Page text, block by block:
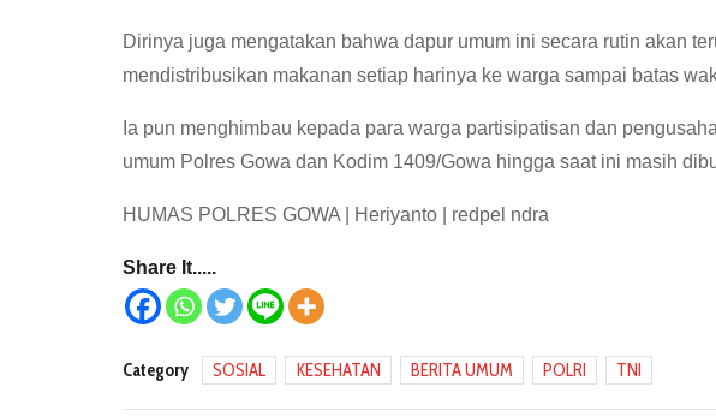
Dirinya juga mengatakan bahwa dapur umum ini secara rutin akan
mendistribusikan makanan setiap harinya ke warga sampai batas
Ia pun menghimbau kepada para warga partisipatisan dan
umum Polres Gowa dan Kodim 1409/Gowa hingga saat ini masih
HUMAS POLRES GOWA | Heriyanto | redpel ndra
Share It.....
Category SOSIAL KESEHATAN BERITA UMUM POLRI TNI